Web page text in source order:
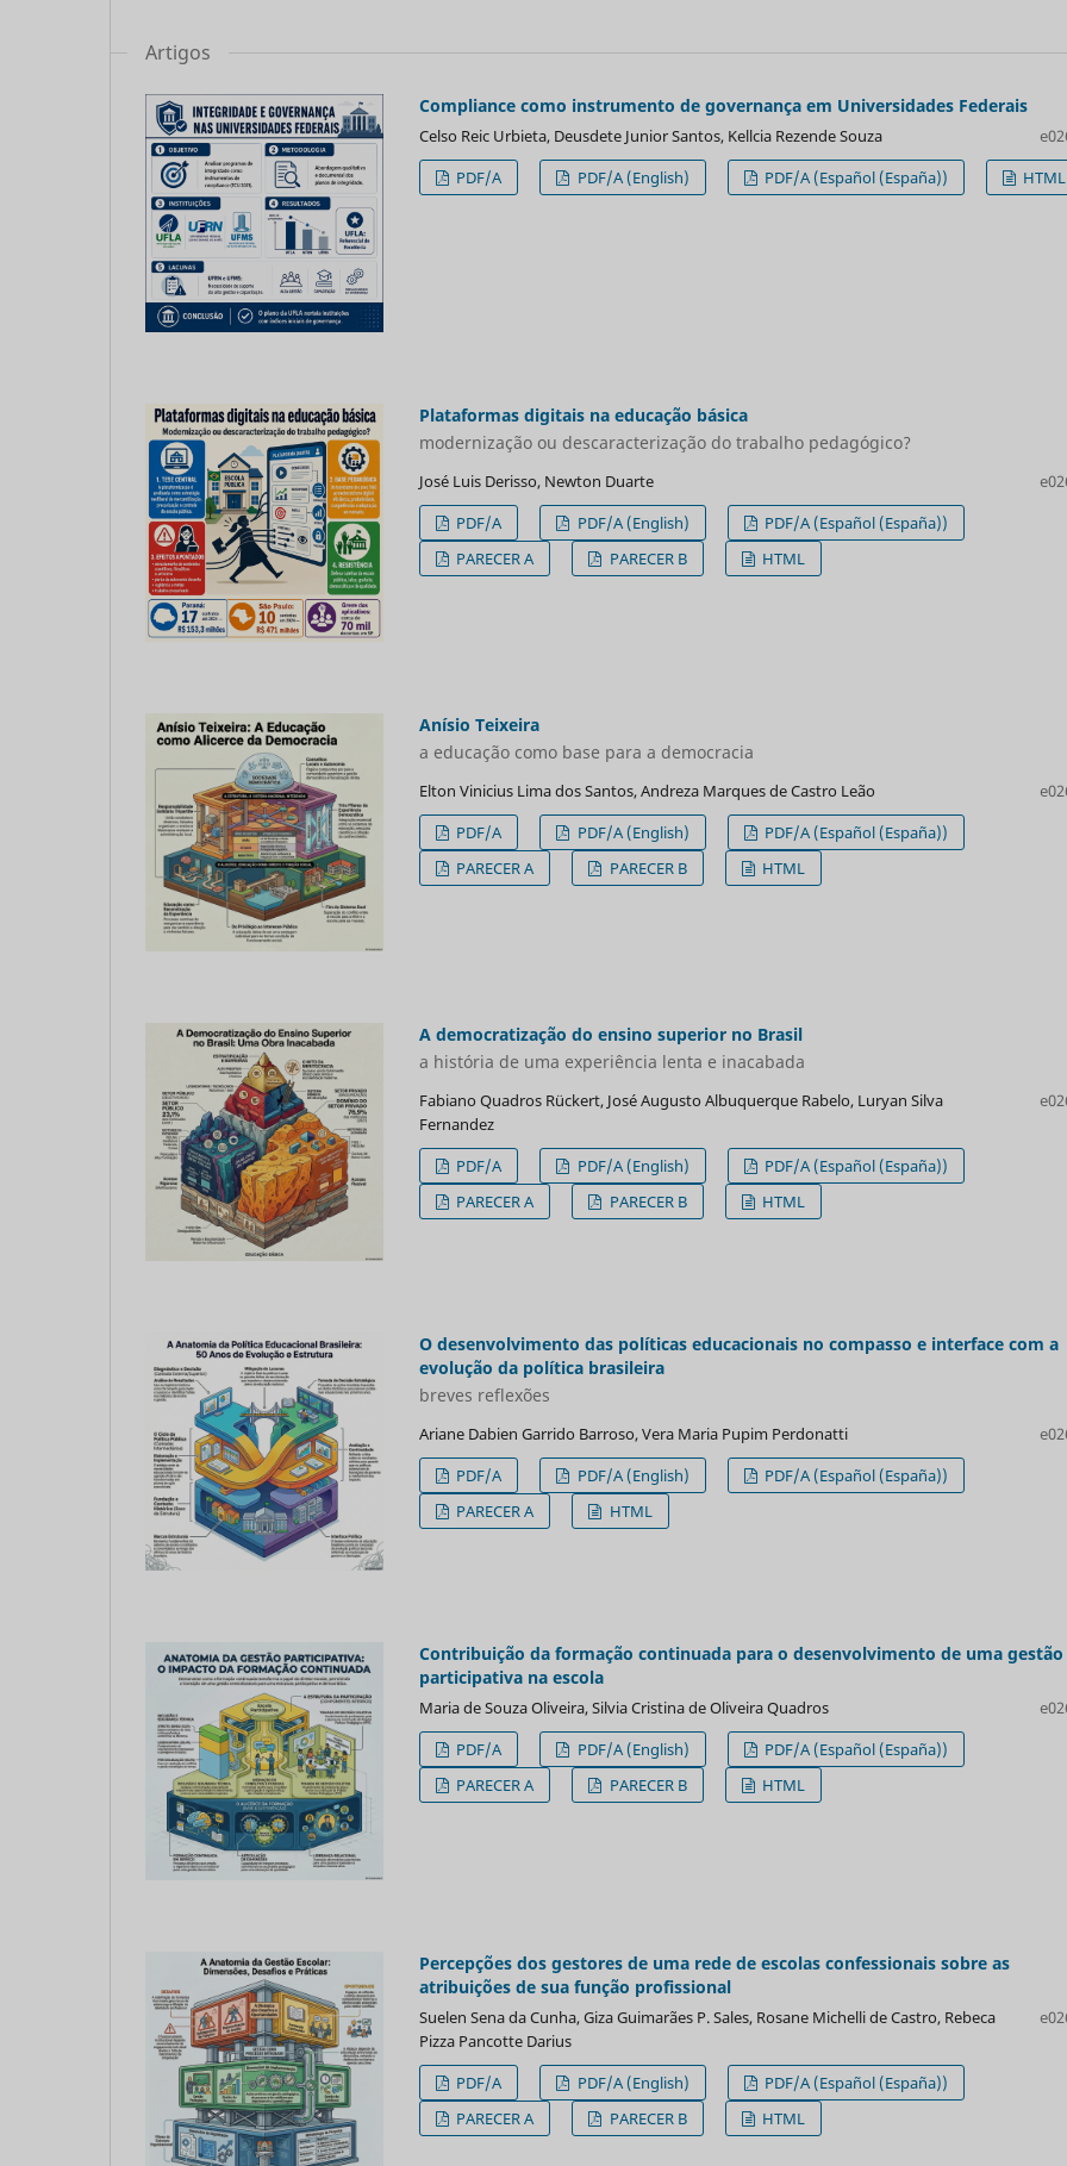
Artigos
Compliance como instrumento de governança em Universidades Federais
Celso Reic Urbieta, Deusdete Junior Santos, Kellcia Rezende Souza
PDF/A
PDF/A (English) PDF/A (Español (España)) HTML
Plataformas digitais na educação básica
modernização ou descaracterização do trabalho pedagógico?
José Luis Derisso, Newton Duarte
PDF/A
PDF/A (English)
PDF/A (Español (España))
PARECER A
PARECER B HTML
Anísio Teixeira
a educação como base para a democracia
Elton Vinicius Lima dos Santos, Andreza Marques de Castro Leão
PDF/A
PDF/A (English)
PDF/A (Español (España))
PARECER A
PARECER B HTML
A democratização do ensino superior no Brasil
a história de uma experiência lenta e inacabada
Fabiano Quadros Rückert, José Augusto Albuquerque Rabelo, Luryan Silva
Fernandez
PDF/A PDF/A (English)
PDF/A (Español (España))
PARECER A
PARECER B HTML
O desenvolvimento das políticas educacionais no compasso e interface com a
evolução da política brasileira
breves reflexões
Ariane Dabien Garrido Barroso, Vera Maria Pupim Perdonatti
PDF/A
PDF/A (English)
PDF/A (Español (España))
PARECER A
HTML
Contribuição da formação continuada para o desenvolvimento de uma gestão
participativa na escola
Maria de Souza Oliveira, Silvia Cristina de Oliveira Quadros
PDF/A
PDF/A (English)
PDF/A (Español (España))
PARECER A
PARECER B HTML
Percepções dos gestores de uma rede de escolas confessionais sobre as
atribuições de sua função profissional
Suelen Sena da Cunha, Giza Guimarães P. Sales, Rosane Michelli de Castro, Rebeca
Pizza Pancotte Darius
PDF/A PDF/A (English)
PDF/A (Español (España))
PARECER A
PARECER B HTML